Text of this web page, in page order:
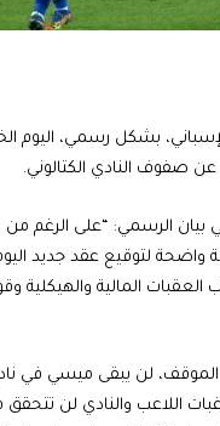
بشكل رسمي، اليوم
صفوف النادي الكتالوني.
بيان الرسمي: “على الرغم من
واضحة لتوقيع عقد جديد
المالية والهيكلية
الموقف، لن يبقى ميسي في
اللاعب والنادي لن تتحقق